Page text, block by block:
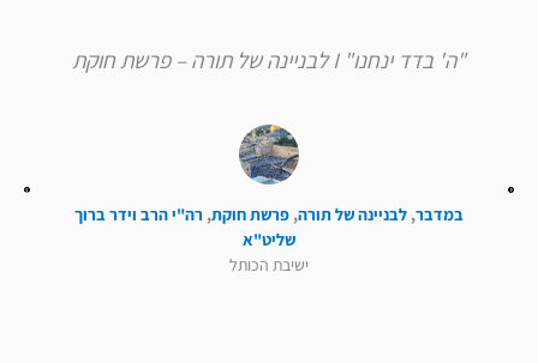
"ה' בדד ינחנו" I לבניינה של תורה – פרשת חוקת
במדבר, לבניינה של תורה, פרשת חוקת, רה"י הרב וידר ברוך
שליט"א
ישיבת הכותל